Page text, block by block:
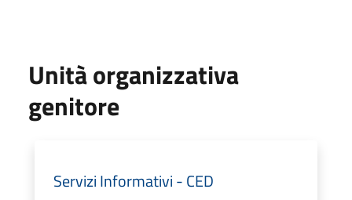
Unità organizzativa
genitore
Servizi Informativi - CED